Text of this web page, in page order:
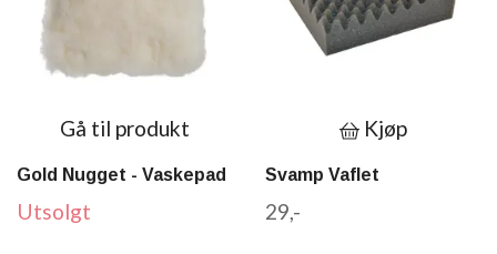
Gå til produkt
Gold Nugget - Vaskepad
Utsolgt
Kjøp
Svamp Vaflet
29,-